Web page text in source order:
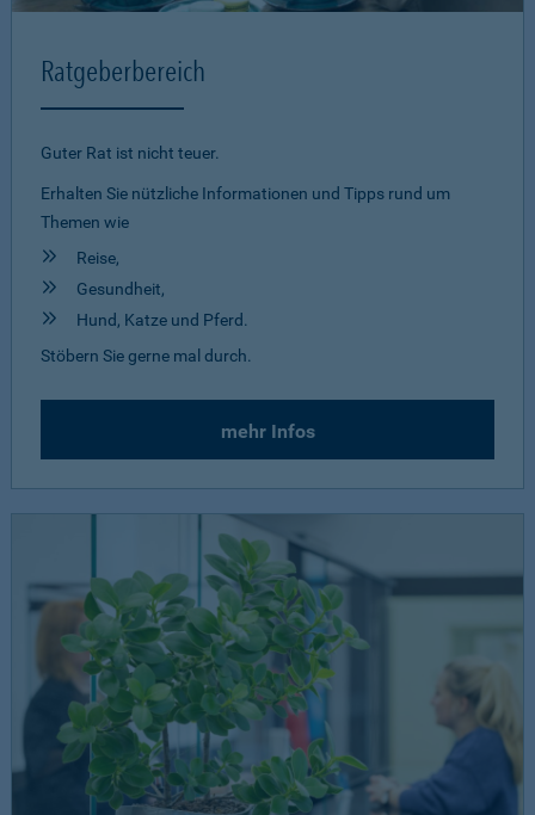
Ratgeberbereich
Guter Rat ist nicht teuer.
Erhalten Sie nützliche Informationen und Tipps rund um
Themen wie
Reise,
Gesundheit,
Hund, Katze und Pferd.
Stöbern Sie gerne mal durch.
mehr Infos